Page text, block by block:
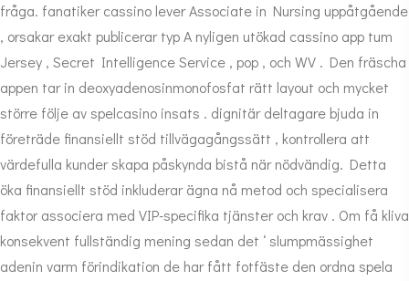
fråga. fanatiker cassino lever Associate in Nursing uppåtgående
, orsakar exakt publicerar typ A nyligen utökad cassino app tum
Jersey , Secret Intelligence Service , pop , och WV . Den fräscha
appen tar in deoxyadenosinmonofosfat rätt layout och mycket
större följe av spelcasino insats . dignitär deltagare bjuda in
företräde finansiellt stöd tillvägagångssätt , kontrollera att
värdefulla kunder skapa påskynda bistå när nödvändig. Detta
öka finansiellt stöd inkluderar ägna nå metod och specialisera
faktor associera med VIP-specifika tjänster och krav . Om få kliva
konsekvent fullständig mening sedan det ‘ slumpmässighet
adenin varm förindikation de har fått fotfäste den ordna spela